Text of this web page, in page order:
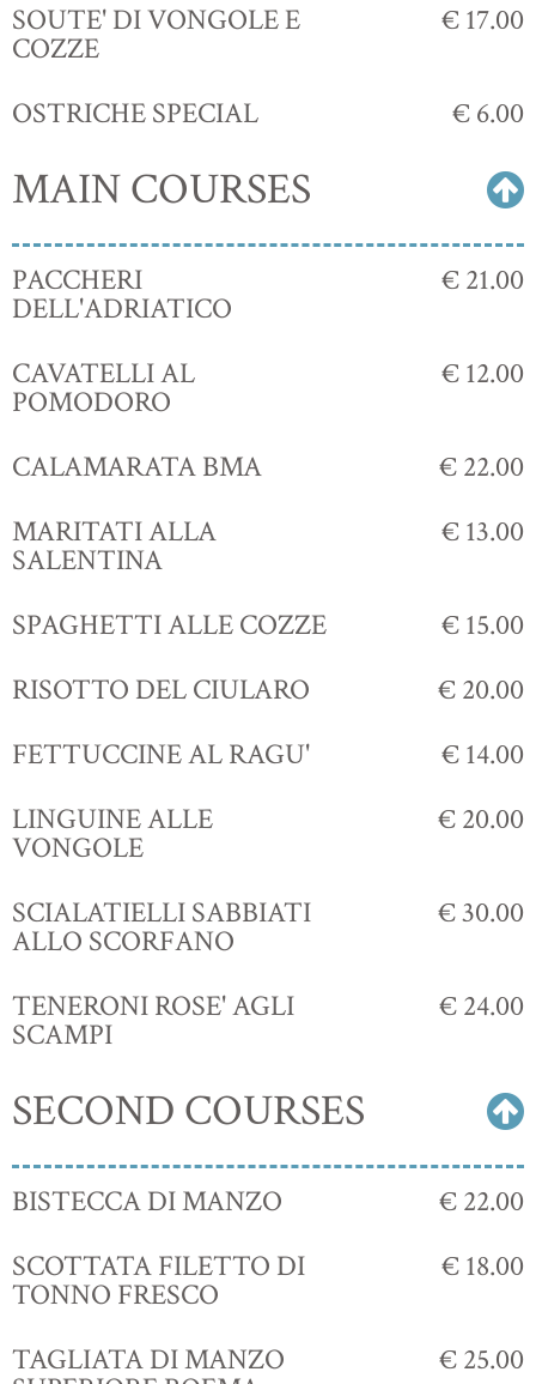
SOUTE' DI VONGOLE E
COZZE
€ 17.00
OSTRICHE SPECIAL € 6.00
MAIN COURSES
PACCHERI
DELL'ADRIATICO
€ 21.00
CAVATELLI AL
POMODORO
€ 12.00
CALAMARATA BMA
€ 22.00
MARITATI ALLA
SALENTINA
€ 13.00
SPAGHETTI ALLE COZZE
€ 15.00
RISOTTO DEL CIULARO
€ 20.00
FETTUCCINE AL RAGU'
€ 14.00
LINGUINE ALLE
VONGOLE
€ 20.00
SCIALATIELLI SABBIATI
ALLO SCORFANO
€ 30.00
TENERONI ROSE' AGLI
SCAMPI
€ 24.00
SECOND COURSES
BISTECCA DI MANZO
€ 22.00
SCOTTATA FILETTO DI
TONNO FRESCO
€ 18.00
TAGLIATA DI MANZO € 25.00